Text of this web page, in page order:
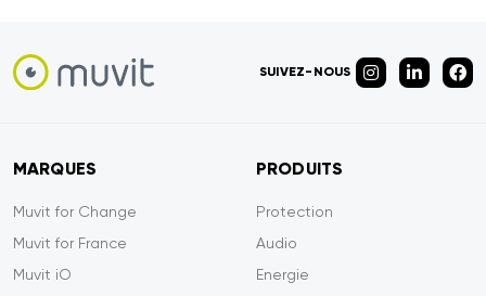
SUIVEZ-NOUS
MARQUES
Muvit for Change
Muvit for France
Muvit iO
PRODUITS
Protection
Audio
Energie